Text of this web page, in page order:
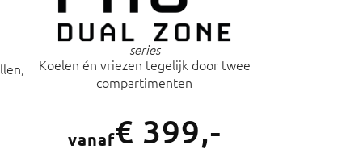
series
Koelen én vriezen tegelijk door twee
compartimenten
vanaf€ 399,-